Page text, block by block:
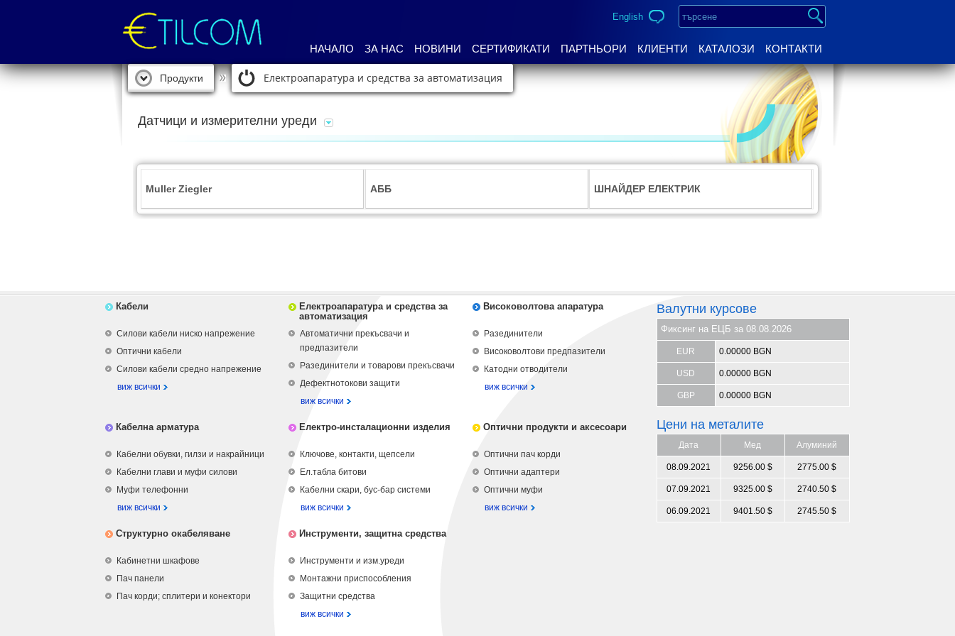
English
НАЧАЛО ЗА НАС НОВИНИ СЕРТИФИКАТИ ПАРТНЬОРИ КЛИЕНТИ КАТАЛОЗИ КОНТАКТИ
Продукти Електроапаратура и средства за автоматизация
Датчици и измерителни уреди
Muller Ziegler АББ ШНАЙДЕР ЕЛЕКТРИК
Кабели
Силови кабели ниско напрежение
Оптични кабели
Силови кабели средно напрежение
виж всички
Електроапаратура и средства за
автоматизация
Автоматични прекъсвачи и
предпазители
Разединители и товарови прекъсвачи
Дефектнотокови защити
виж всички
Високоволтова апаратура
Разединители
Високоволтови предпазители
Катодни отводители
виж всички
Кабелна арматура
Кабелни обувки, гилзи и накрайници
Кабелни глави и муфи силови
Муфи телефонни
виж всички
Електро-инсталационни изделия
Ключове, контакти, щепсели
Ел.табла битови
Кабелни скари, бус-бар системи
виж всички
Оптични продукти и аксесоари
Оптични пач корди
Оптични адаптери
Оптични муфи
виж всички
Структурно окабеляване
Кабинетни шкафове
Пач панели
Пач корди; сплитери и конектори
Инструменти, защитна средства
Инструменти и изм.уреди
Монтажни приспособления
Защитни средства
виж всички
Валутни курсове
Фиксинг на ЕЦБ за 08.08.2026
EUR 0.00000 BGN
USD 0.00000 BGN
GBP 0.00000 BGN
Цени на металите
Дата Мед Алуминий
08.09.2021 9256.00 $ 2775.00 $
07.09.2021 9325.00 $ 2740.50 $
06.09.2021 9401.50 $ 2745.50 $